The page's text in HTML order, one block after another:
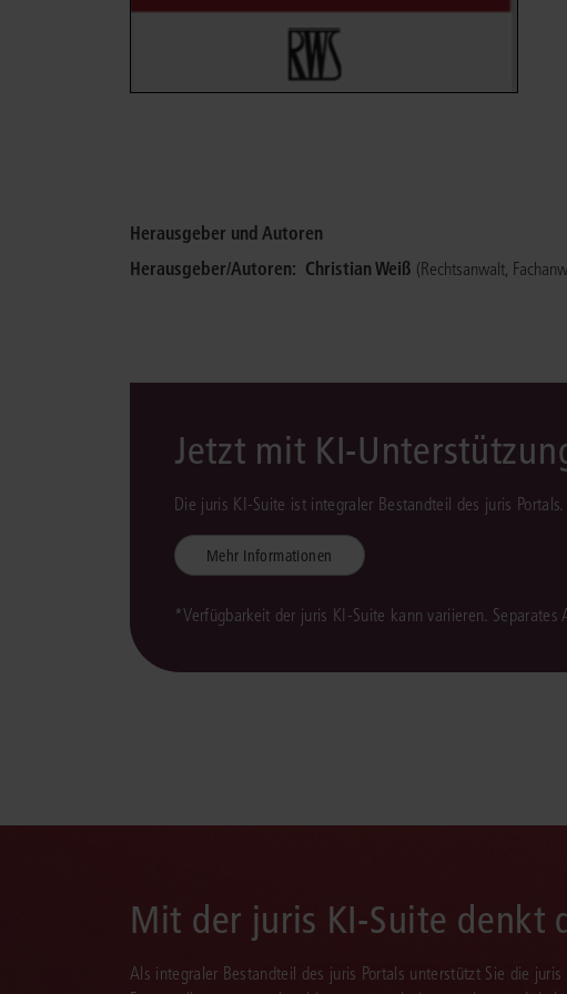
Herausgeber und Autoren
Herausgeber/Autoren: Christian Weiß (Rechtsanwalt,
Jetzt mit KI-
Die juris KI-Suite ist integraler Bestandteil des juris
Mehr Informationen
*Verfügbarkeit der juris KI-Suite kann variieren. Separates
Mit der juris KI-Suite denkt
Als integraler Bestandteil des juris Portals unterstützt Sie die